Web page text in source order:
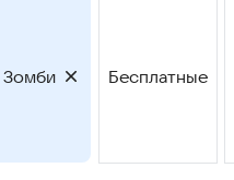
Зомби Бесплатные